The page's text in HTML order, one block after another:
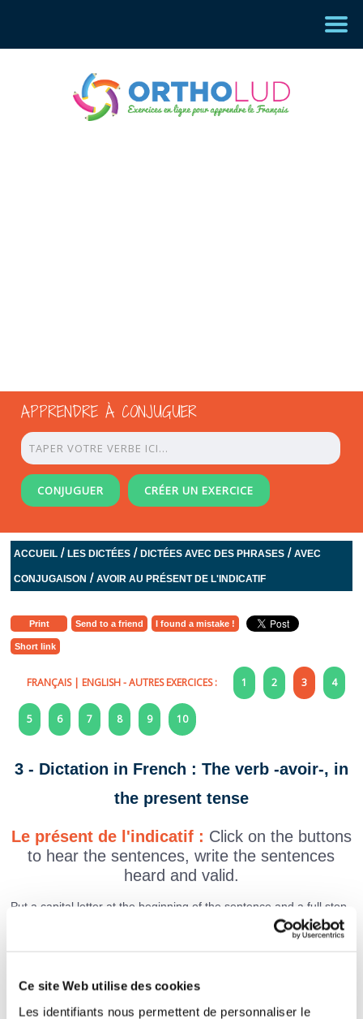
Ce site Web utilise des cookies
Les identifiants nous permettent de personnaliser le
APPRENDRE À CONJUGUER
CONJUGUER CRÉER UN EXERCICE
ACCUEIL /LES DICTÉES /DICTÉES AVEC DES PHRASES /AVEC
CONJUGAISON /AVOIR AU PRÉSENT DE L'INDICATIF
Print Send to a friend I found a mistake !
Short link
FRANÇAIS| ENGLISH- AUTRES EXERCICES : 1 2 3 4
5 6 7 8 9 10
3 - Dictation in French : The verb -avoir-, in
the present tense
Le présent de l'indicatif : Click on the buttons
to hear the sentences, write the sentences
heard and valid.
Put a capital letter at the beginning of the sentence and a full stop
at the end of the sentence. Don't put a comma in the sentences!